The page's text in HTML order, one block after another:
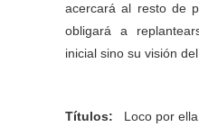
acercará al resto de
obligará a
inicial sino su visión
Títulos:
Loco por ella